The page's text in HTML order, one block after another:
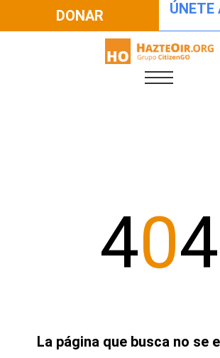
DONAR ÚNETE
404
La página que busca no se